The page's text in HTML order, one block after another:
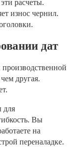
расчеты.
износ чернил.
дат
другая.
для
Вы
на
переналадке.